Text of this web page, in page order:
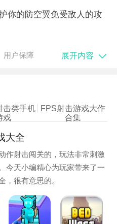
你的防空翼免受敌人的攻
街机游戏类别和开始你的
类射击游戏。在游戏中玩
鸟。你的任务只有一个，
中的那个防御性的武器，
用户保障 展开内容
击类手机
戏
FPS射击游戏大作
合集
大全
作射击闯关的，玩法非常刺激
今天小编精心为玩家带来了一
，很有意思的。